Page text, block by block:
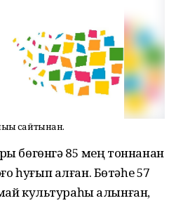
сайтынан.
бөгөнгә 85 мең тоннанан
һуғып алған. Бөтәһе 57
культураһы алынған,